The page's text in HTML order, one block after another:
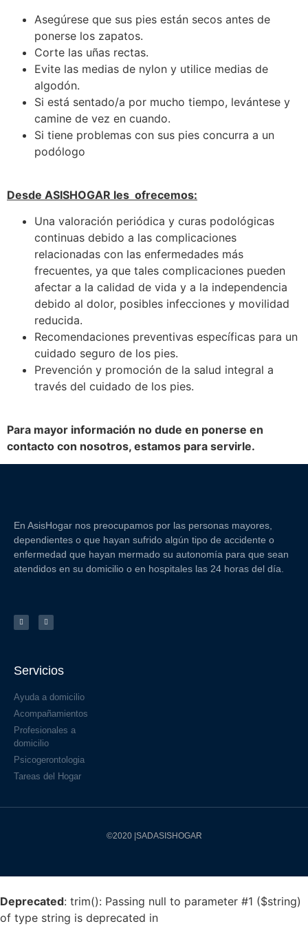
Asegúrese que sus pies están secos antes de
ponerse los zapatos.
Corte las uñas rectas.
Evite las medias de nylon y utilice medias de
algodón.
Si está sentado/a por mucho tiempo, levántese y
camine de vez en cuando.
Si tiene problemas con sus pies concurra a un
podólogo
Desde ASISHOGAR les ofrecemos:
Una valoración periódica y curas podológicas
continuas debido a las complicaciones
relacionadas con las enfermedades más
frecuentes, ya que tales complicaciones pueden
afectar a la calidad de vida y a la independencia
debido al dolor, posibles infecciones y movilidad
reducida.
Recomendaciones preventivas específicas para un
cuidado seguro de los pies.
Prevención y promoción de la salud integral a
través del cuidado de los pies.
Para mayor información no dude en ponerse en
contacto con nosotros, estamos para servirle.
En AsisHogar nos preocupamos por las personas mayores,
dependientes o que hayan sufrido algún tipo de accidente o
enfermedad que hayan mermado su autonomía para que sean
atendidos en su domicilio o en hospitales las 24 horas del día.
Servicios
Ayuda a domicilio
Acompañamientos
Profesionales a
domicilio
Psicogerontologia
Tareas del Hogar
©2020 |SADASISHOGAR
Deprecated: trim(): Passing null to parameter #1 ($string)
of type string is deprecated in